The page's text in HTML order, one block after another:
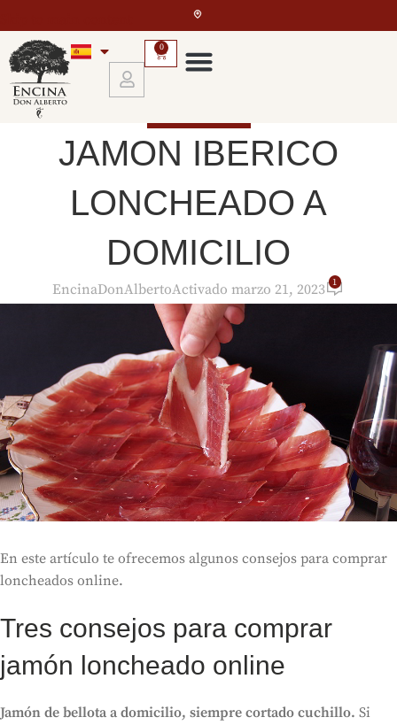
0
JAMON IBERICO
LONCHEADO A
DOMICILIO
EncinaDonAlbertoActivado marzo 21, 2023 1
En este artículo te ofrecemos algunos consejos para comprar
loncheados online.
Tres consejos para comprar
jamón loncheado online
Jamón de bellota a domicilio, siempre cortado cuchillo. Si